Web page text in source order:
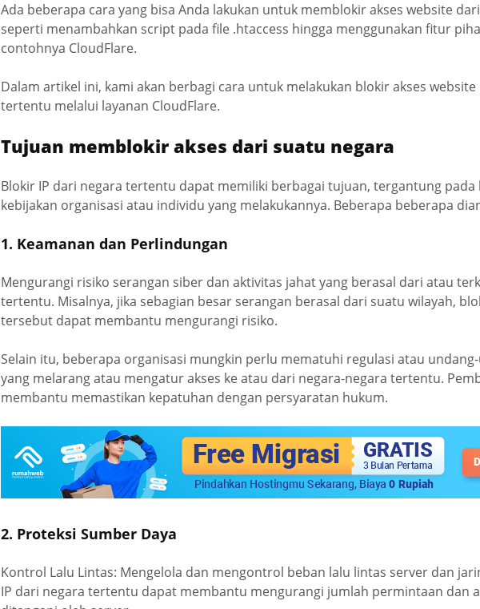
Ada beberapa cara yang bisa Anda lakukan untuk memblokir akses website
seperti menambahkan script pada file .htaccess hingga menggunakan fitur
contohnya CloudFlare.
Dalam artikel ini, kami akan berbagi cara untuk melakukan blokir akses
tertentu melalui layanan CloudFlare.
Tujuan memblokir akses dari suatu negara
Blokir IP dari negara tertentu dapat memiliki berbagai tujuan, tergantung
kebijakan organisasi atau individu yang melakukannya. Beberapa beberapa
1. Keamanan dan Perlindungan
Mengurangi risiko serangan siber dan aktivitas jahat yang berasal dari atau
tertentu. Misalnya, jika sebagian besar serangan berasal dari suatu wilayah,
tersebut dapat membantu mengurangi risiko.
Selain itu, beberapa organisasi mungkin perlu mematuhi regulasi atau
yang melarang atau mengatur akses ke atau dari negara-negara tertentu.
membantu memastikan kepatuhan dengan persyaratan hukum.
2. Proteksi Sumber Daya
Kontrol Lalu Lintas: Mengelola dan mengontrol beban lalu lintas server dan
IP dari negara tertentu dapat membantu mengurangi jumlah permintaan dan